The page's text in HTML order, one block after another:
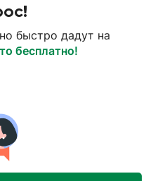
быстро дадут на
бесплатно!